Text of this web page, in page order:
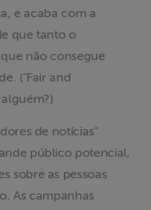
e acaba com a
que tanto o
não consegue
("Fair and
de notícias"
público potencial,
sobre as pessoas
As campanhas